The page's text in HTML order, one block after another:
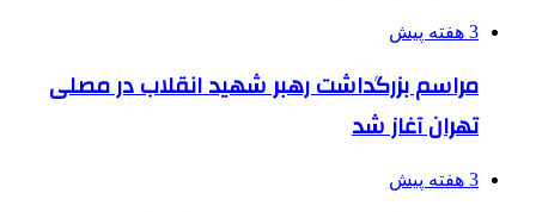
3 هفته پیش
مراسم بزرگداشت رهبر شهید انقلاب در مصلی
تهران آغاز شد
3 هفته پیش